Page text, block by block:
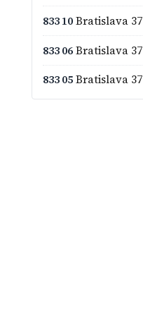
833 10Bratislava 37
833 06Bratislava 37
833 05Bratislava 37